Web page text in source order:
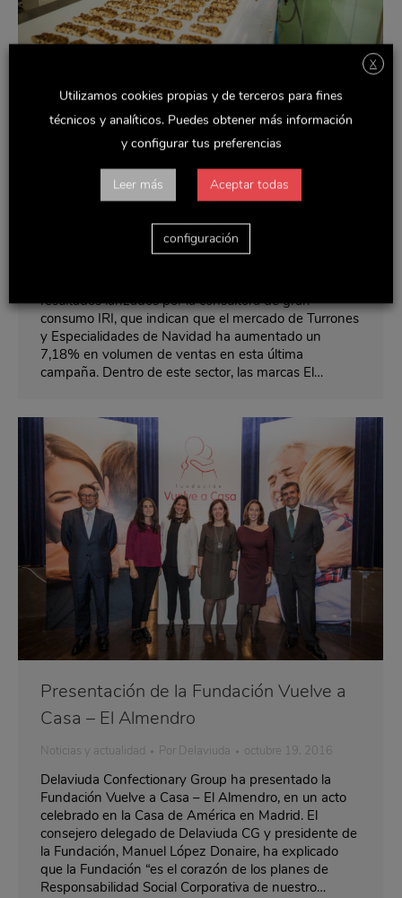
El Almendro y La Confitería Delaviuda
continúan creciendo, registrando un
aumento del 11,6% en volumen de
PorDelaviuda
resultados lanzados por la consultora de gran
consumo IRI, que indican que el mercado de Turrones
y Especialidades de Navidad ha aumentado un
7,18% en volumen de ventas en esta última
campaña. Dentro de este sector, las marcas El…
Presentación de la Fundación Vuelve a
Casa – El Almendro
Noticias y actualidad Por Delaviuda octubre 19, 2016
Delaviuda Confectionary Group ha presentado la
Fundación Vuelve a Casa – El Almendro, en un acto
celebrado en la Casa de América en Madrid. El
consejero delegado de Delaviuda CG y presidente de
la Fundación, Manuel López Donaire, ha explicado
que la Fundación “es el corazón de los planes de
Responsabilidad Social Corporativa de nuestro…
X
Utilizamos cookies propias y de terceros para fines
técnicos y analíticos. Puedes obtener más información
y configurar tus preferencias
Leer más Aceptar todas
configuración